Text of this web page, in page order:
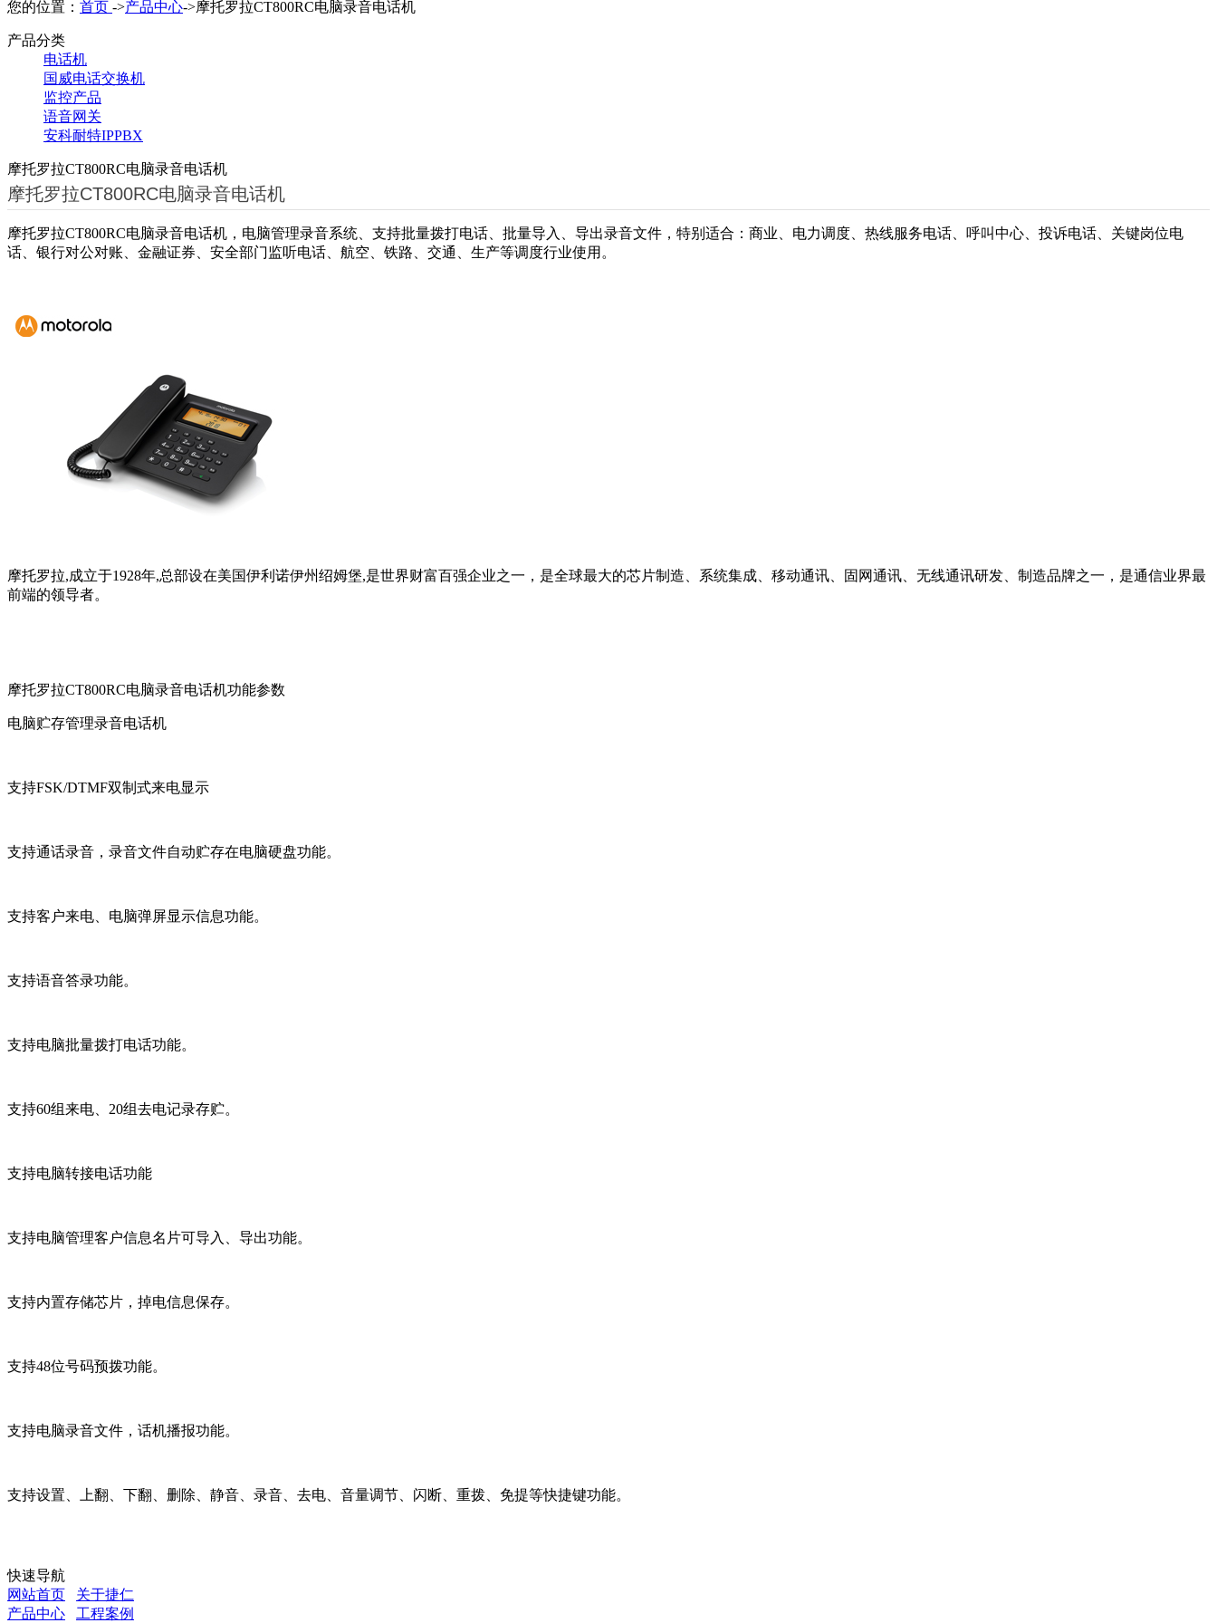
您的位置： 首页 ->产品中心->摩托罗拉CT800RC电脑录音电话机
产品分类
电话机
国威电话交换机
监控产品
语音网关
安科耐特IPPBX
摩托罗拉CT800RC电脑录音电话机
摩托罗拉CT800RC电脑录音电话机
摩托罗拉CT800RC电脑录音电话机，电脑管理录音系统、支持批量拨打电话、批量导入、导出录音文件，特别适合：商业、电力调度、热线服务电话、呼叫中心、投诉电话、关键岗位电
话、银行对公对账、金融证券、安全部门监听电话、航空、铁路、交通、生产等调度行业使用。
摩托罗拉,成立于1928年,总部设在美国伊利诺伊州绍姆堡,是世界财富百强企业之一，是全球最大的芯片制造、系统集成、移动通讯、固网通讯、无线通讯研发、制造品牌之一，是通信业界最
前端的领导者。
摩托罗拉CT800RC电脑录音电话机功能参数
电脑贮存管理录音电话机
支持FSK/DTMF双制式来电显示
支持通话录音，录音文件自动贮存在电脑硬盘功能。
支持客户来电、电脑弹屏显示信息功能。
支持语音答录功能。
支持电脑批量拨打电话功能。
支持60组来电、20组去电记录存贮。
支持电脑转接电话功能
支持电脑管理客户信息名片可导入、导出功能。
支持内置存储芯片，掉电信息保存。
支持48位号码预拨功能。
支持电脑录音文件，话机播报功能。
支持设置、上翻、下翻、删除、静音、录音、去电、音量调节、闪断、重拨、免提等快捷键功能。
快速导航
网站首页
关于捷仁
产品中心
工程案例